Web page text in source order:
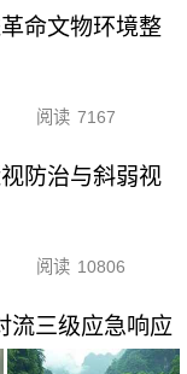
命文物环境整
阅读 7167
防治与斜弱视
阅读 10806
流三级应急响应